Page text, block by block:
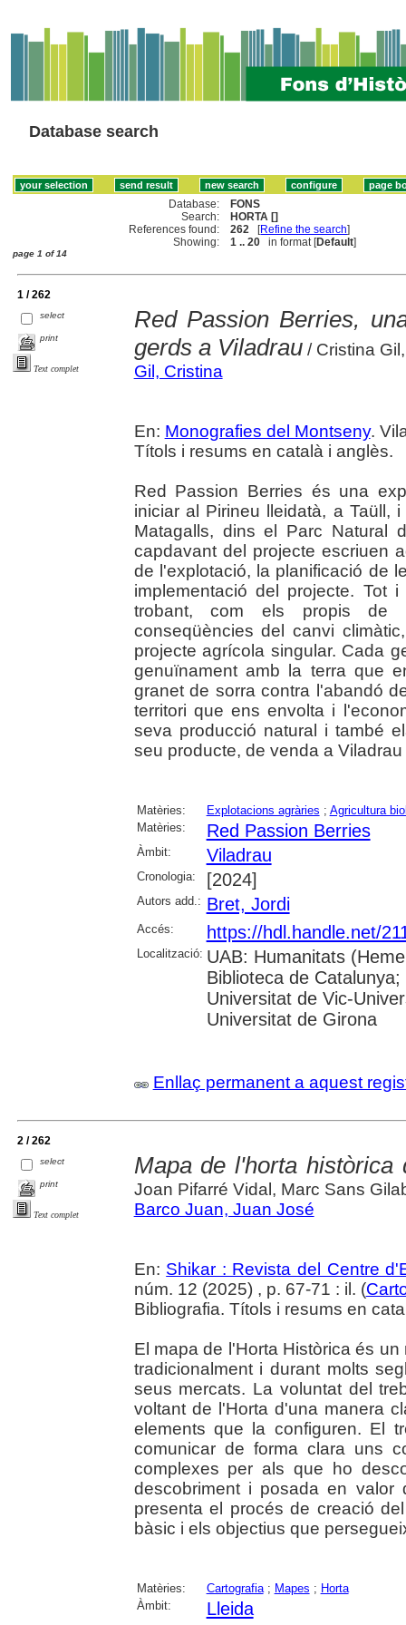
Database search
Database:
FONS
Search:
HORTA []
References found:
262 [Refine the search]
Showing:
1 .. 20 in format [Default]
page 1 of 14
1 / 262
select
print
Text complet
Red Passion Berries,
gerds a Viladrau/ Cristina
Gil, Cristina
En: Monografies del Montseny.
Títols i resums en català i anglès.
Red Passion Berries és una
iniciar al Pirineu lleidatà, a Taüll,
Matagalls, dins el Parc Natural
capdavant del projecte escriuen
de l'explotació, la planificació de
implementació del projecte. Tot
trobant, com els propis de
conseqüències del canvi
projecte agrícola singular. Cada
genuïnament amb la terra que
granet de sorra contra l'abandó
territori que ens envolta i
seva producció natural i també
seu producte, de venda a
Matèries: Explotacions agràries ; Agricultura
Matèries:
Red Passion Berries
Àmbit: Viladrau
Cronologia: [2024]
Autors add.: Bret, Jordi
Accés: https://hdl.handle.net/
Localització: UAB: Humanitats
Biblioteca de
Universitat de Vic-
Universitat de Girona
Enllaç permanent a aquest
2 / 262
select
print
Text complet
Mapa de l'horta històrica
Joan Pifarré Vidal, Marc Sans
Barco Juan, Juan José
En: Shikar : Revista del Centre
núm. 12 (2025) , p. 67-71 : il. (
Bibliografia. Títols i resums en
El mapa de l'Horta Històrica és
tradicionalment i durant molts
seus mercats. La voluntat del
voltant de l'Horta d'una manera
elements que la configuren. El
comunicar de forma clara uns
complexes per als que ho
descobriment i posada en valor
presenta el procés de creació
bàsic i els objectius que
Matèries: Cartografia; Mapes ; Horta
Àmbit:
Lleida